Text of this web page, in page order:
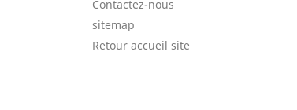
Contactez-nous
sitemap
Retour accueil site